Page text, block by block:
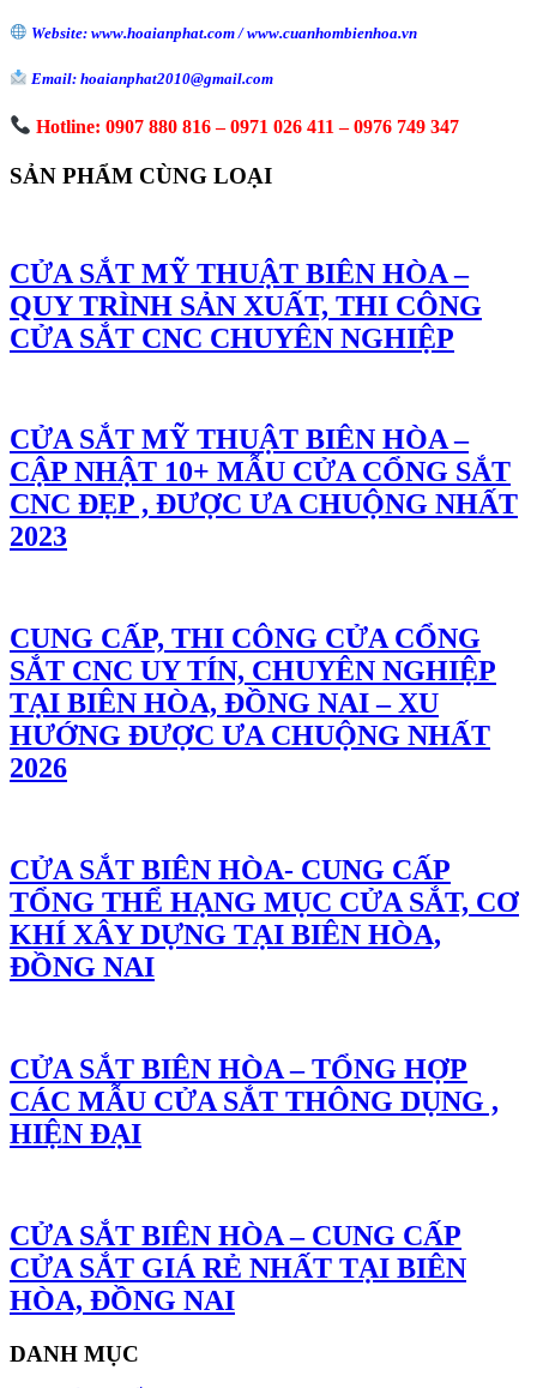
Website: www.hoaianphat.com / www.cuanhombienhoa.vn
Email: hoaianphat2010@gmail.com
Hotline: 0907 880 816 – 0971 026 411 – 0976 749 347
SẢN PHẨM CÙNG LOẠI
CỬA SẮT MỸ THUẬT BIÊN HÒA –
QUY TRÌNH SẢN XUẤT, THI CÔNG
CỬA SẮT CNC CHUYÊN NGHIỆP
CỬA SẮT MỸ THUẬT BIÊN HÒA –
CẬP NHẬT 10+ MẪU CỬA CỔNG SẮT
CNC ĐẸP , ĐƯỢC ƯA CHUỘNG NHẤT
2023
CUNG CẤP, THI CÔNG CỬA CỔNG
SẮT CNC UY TÍN, CHUYÊN NGHIỆP
TẠI BIÊN HÒA, ĐỒNG NAI – XU
HƯỚNG ĐƯỢC ƯA CHUỘNG NHẤT
2026
CỬA SẮT BIÊN HÒA- CUNG CẤP
TỔNG THỂ HẠNG MỤC CỬA SẮT, CƠ
KHÍ XÂY DỰNG TẠI BIÊN HÒA,
ĐỒNG NAI
CỬA SẮT BIÊN HÒA – TỔNG HỢP
CÁC MẪU CỬA SẮT THÔNG DỤNG ,
HIỆN ĐẠI
CỬA SẮT BIÊN HÒA – CUNG CẤP
CỬA SẮT GIÁ RẺ NHẤT TẠI BIÊN
HÒA, ĐỒNG NAI
DANH MỤC